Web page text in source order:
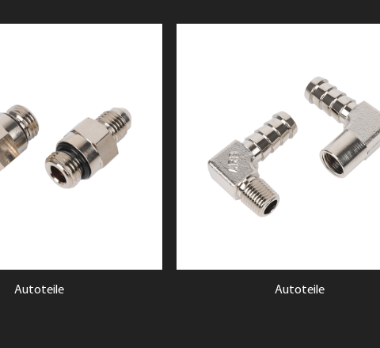
Autoteile Autoteile